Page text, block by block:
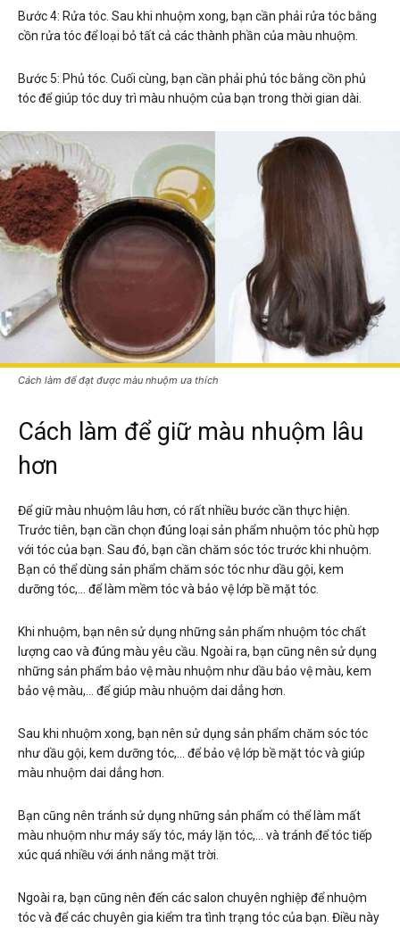
Bước 4: Rửa tóc. Sau khi nhuộm xong, bạn cần phải rửa tóc bằng
cồn rửa tóc để loại bỏ tất cả các thành phần của màu nhuộm.
Bước 5: Phủ tóc. Cuối cùng, bạn cần phải phủ tóc bằng cồn phủ
tóc để giúp tóc duy trì màu nhuộm của bạn trong thời gian dài.
Cách làm để đạt được màu nhuộm ưa thích
Cách làm để giữ màu nhuộm lâu
hơn
Để giữ màu nhuộm lâu hơn, có rất nhiều bước cần thực hiện.
Trước tiên, bạn cần chọn đúng loại sản phẩm nhuộm tóc phù hợp
với tóc của bạn. Sau đó, bạn cần chăm sóc tóc trước khi nhuộm.
Bạn có thể dùng sản phẩm chăm sóc tóc như dầu gội, kem
dưỡng tóc,… để làm mềm tóc và bảo vệ lớp bề mặt tóc.
Khi nhuộm, bạn nên sử dụng những sản phẩm nhuộm tóc chất
lượng cao và đúng màu yêu cầu. Ngoài ra, bạn cũng nên sử dụng
những sản phẩm bảo vệ màu nhuộm như dầu bảo vệ màu, kem
bảo vệ màu,… để giúp màu nhuộm dai dẳng hơn.
Sau khi nhuộm xong, bạn nên sử dụng sản phẩm chăm sóc tóc
như dầu gội, kem dưỡng tóc,… để bảo vệ lớp bề mặt tóc và giúp
màu nhuộm dai dẳng hơn.
Bạn cũng nên tránh sử dụng những sản phẩm có thể làm mất
màu nhuộm như máy sấy tóc, máy lặn tóc,… và tránh để tóc tiếp
xúc quá nhiều với ánh nắng mặt trời.
Ngoài ra, bạn cũng nên đến các salon chuyên nghiệp để nhuộm
tóc và để các chuyên gia kiểm tra tình trạng tóc của bạn. Điều này